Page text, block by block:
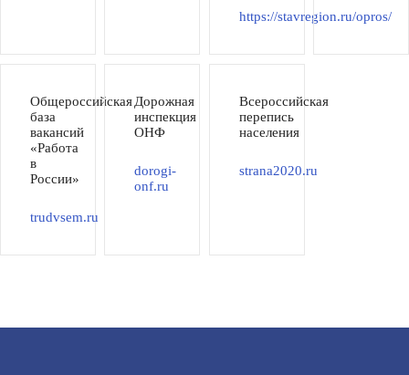
https://stavregion.ru/opros/
Общероссийская
база
вакансий
«Работа
в
России»
trudvsem.ru
Дорожная
инспекция
ОНФ
dorogi-
onf.ru
Всероссийская
перепись
населения
strana2020.ru